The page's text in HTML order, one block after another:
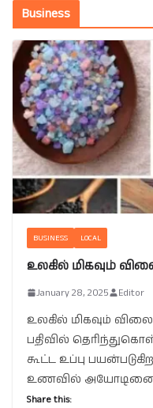
Business
BUSINESS LOCAL
உலகில் மிகவும்
January 28, 2025 Editor
உலகில் மிகவும்
பதிவில்
கூட்ட உப்பு
உணவில் அயோடினை
Share this: